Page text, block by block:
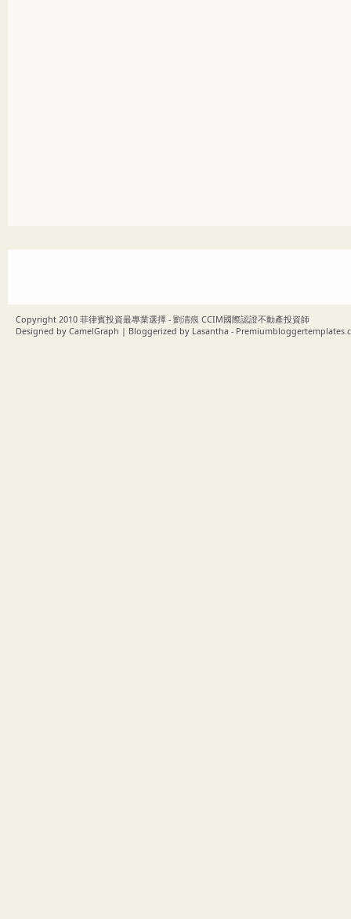
Copyright 2010 菲律賓投資最專業選擇 - 劉清痕 CCIM國際認證不動產投資師
Designed by CamelGraph | Bloggerized by Lasantha -